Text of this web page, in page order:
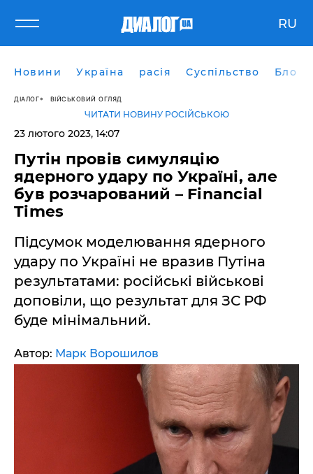
RU
Новини Україна расія Суспільство Блоги
ДІАЛОГ ВІЙСЬКОВИЙ ОГЛЯД
ЧИТАТИ НОВИНУ РОСІЙСЬКОЮ
23 лютого 2023, 14:07
Путін провів симуляцію
ядерного удару по Україні, але
був розчарований – Financial
Times
Підсумок моделювання ядерного
удару по Україні не вразив Путіна
результатами: російські військові
доповіли, що результат для ЗС РФ
буде мінімальний.
Автор: Марк Ворошилов